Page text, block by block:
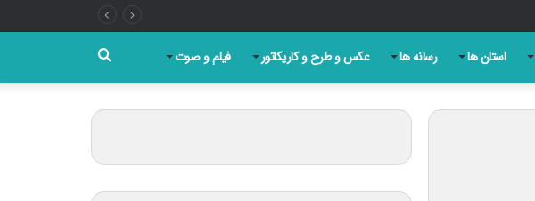
استان ها رسانه ها عکس و طرح و کاریکاتور فیلم و صوت
برای